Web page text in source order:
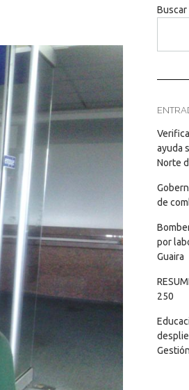
Buscar
ayuda
Norte
de
por
Guaira
250